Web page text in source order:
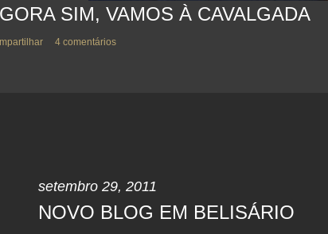
SIM, VAMOS À CAVALGADA
4 comentários
setembro 29, 2011
NOVO BLOG EM BELISÁRIO